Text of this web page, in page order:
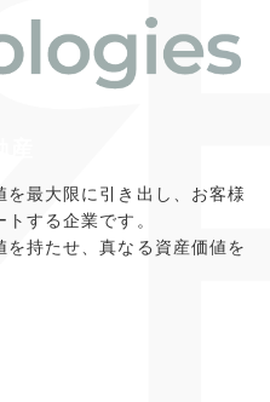
最大限に引き出し、お客様
する企業です。
持たせ、真なる資産価値を